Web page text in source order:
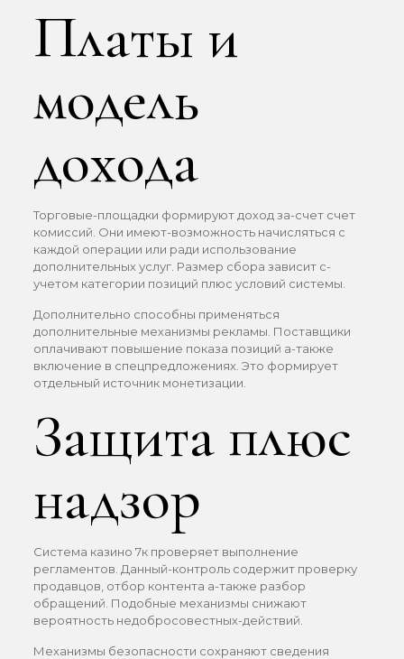
Платы и
модель
дохода
Торговые-площадки формируют доход за-счет счет
комиссий. Они имеют-возможность начисляться с
каждой операции или ради использование
дополнительных услуг. Размер сбора зависит с-
учетом категории позиций плюс условий системы.
Дополнительно способны применяться
дополнительные механизмы рекламы. Поставщики
оплачивают повышение показа позиций а-также
включение в спецпредложениях. Это формирует
отдельный источник монетизации.
Защита плюс
надзор
Система казино 7к проверяет выполнение
регламентов. Данный-контроль содержит проверку
продавцов, отбор контента а-также разбор
обращений. Подобные механизмы снижают
вероятность недобросовестных-действий.
Механизмы безопасности сохраняют сведения